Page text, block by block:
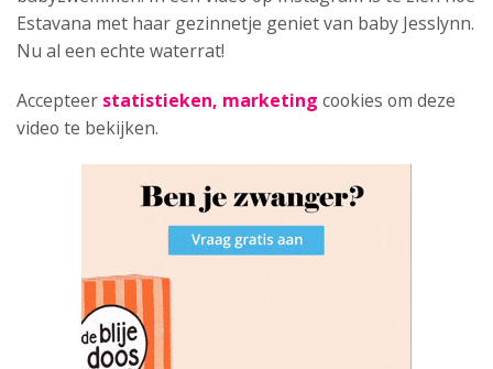
Estavana met haar gezinnetje geniet van baby Jesslynn.
Nu al een echte waterrat!
Accepteer statistieken, marketing cookies om deze
video te bekijken.